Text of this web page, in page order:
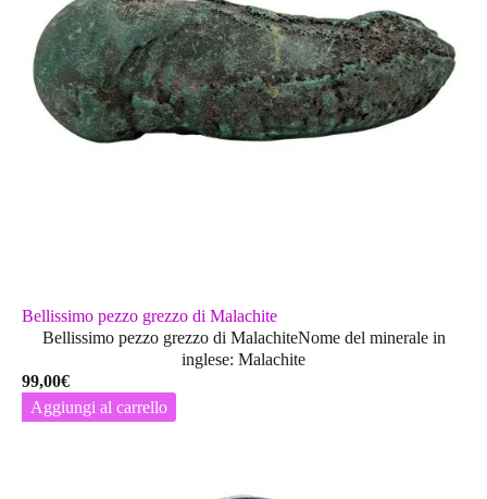
Bellissimo pezzo grezzo di Malachite
Bellissimo pezzo grezzo di MalachiteNome del minerale in
inglese: Malachite
99,00€
Aggiungi al carrello